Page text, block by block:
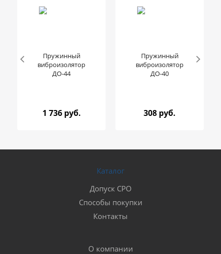
Пружинный
виброизолятор
ДО-44
1 736 руб.
Пружинный
виброизолятор
ДО-40
308 руб.
Каталог
Допуск СРО
Способы покупки
Контакты
О компании